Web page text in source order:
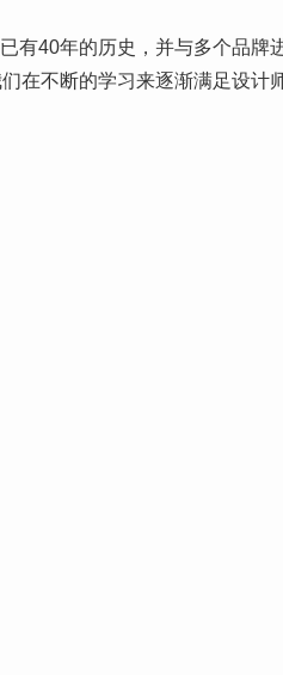
有40年的历史，并与多个品牌
在不断的学习来逐渐满足设计